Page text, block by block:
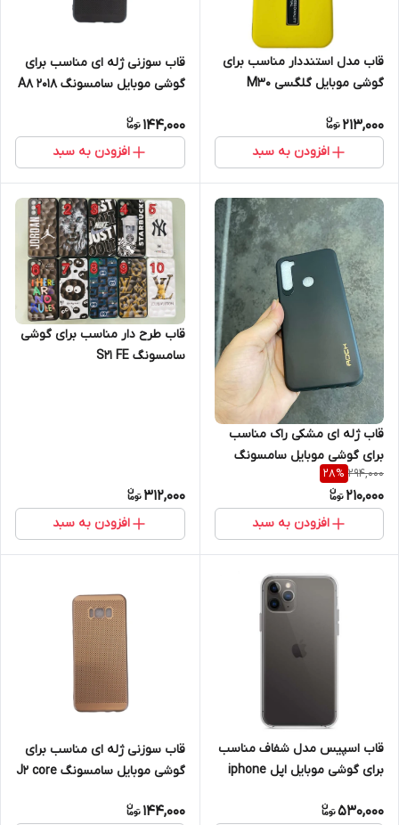
قاب مدل استنددار مناسب برای
گوشی موبایل گلگسی M30
213,000
افزودن به سبد
قاب سوزنی ژله ای مناسب برای
گوشی موبایل سامسونگ A8 2018
144,000
افزودن به سبد
قاب ژله ای مشکی راک مناسب
برای گوشی موبایل سامسونگ
M20
294,000
28%
210,000
افزودن به سبد
قاب طرح دار مناسب برای گوشی
سامسونگ S21 FE
312,000
افزودن به سبد
قاب اسپیس مدل شفاف مناسب
برای گوشی موبایل اپل iphone
530,000
قاب سوزنی ژله ای مناسب برای
گوشی موبایل سامسونگ J2 core
144,000